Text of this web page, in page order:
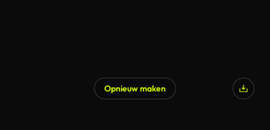
Opnieuw maken